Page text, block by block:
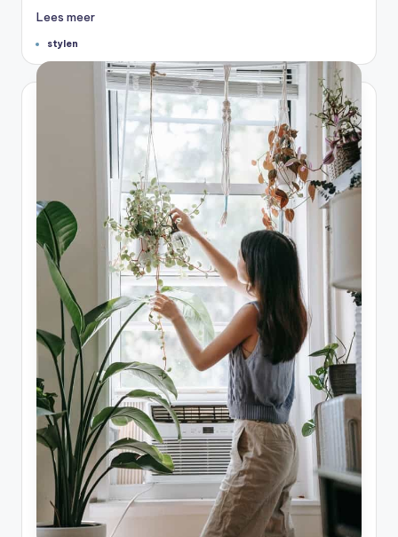
Lees meer
Tags:stylen